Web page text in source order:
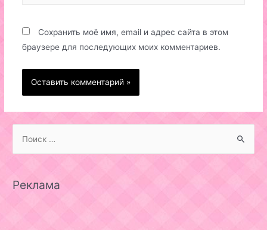
Сохранить моё имя, email и адрес сайта в этом
браузере для последующих моих комментариев.
rРеклама